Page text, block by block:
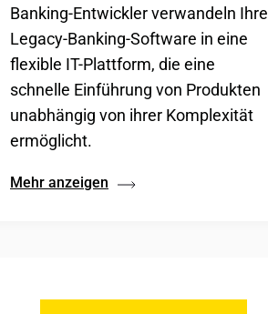
Banking-Entwickler verwandeln Ihre
Legacy-Banking-Software in eine
flexible IT-Plattform, die eine
schnelle Einführung von Produkten
unabhängig von ihrer Komplexität
ermöglicht.
Mehr anzeigen